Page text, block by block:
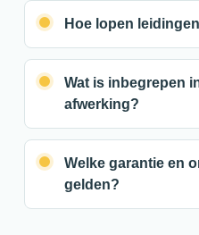
Hoe lopen
Wat is inbegrepen
afwerking?
Welke garantie en
gelden?